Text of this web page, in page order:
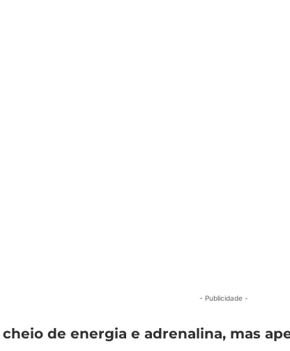
- Publicidade -
de energia e adrenalina, mas